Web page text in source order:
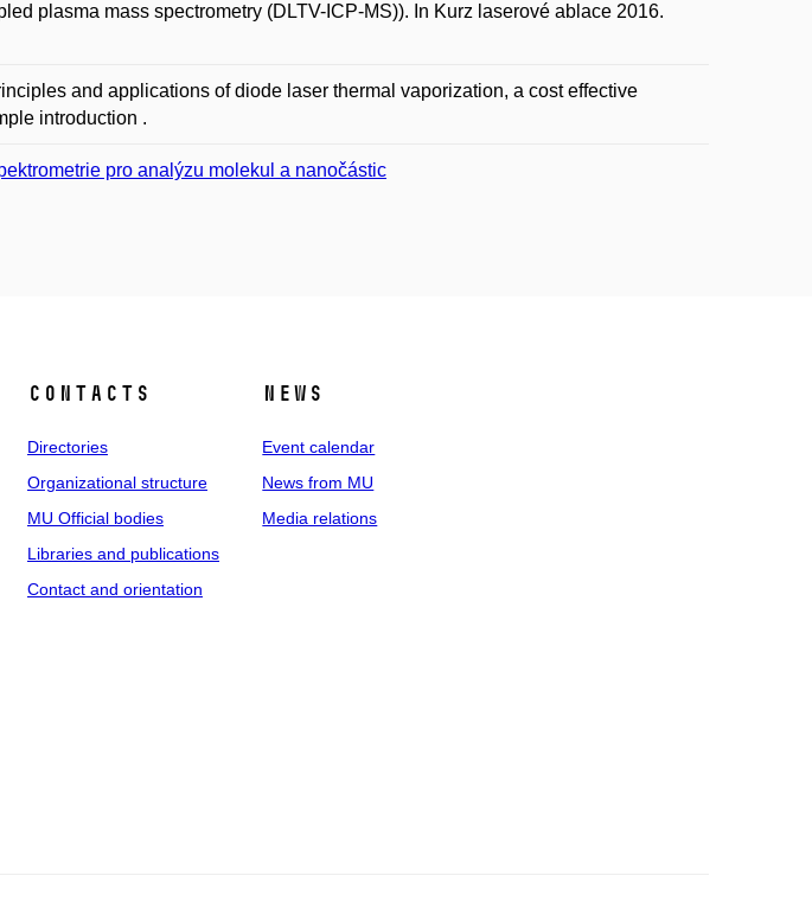
plasma mass spectrometry (DLTV-ICP-MS)). In Kurz laserové ablace 2016.
and applications of diode laser thermal vaporization, a cost effective
introduction .
pro analýzu molekul a nanočástic
Contacts
Directories
Organizational structure
MU Official bodies
Libraries and publications
Contact and orientation
News
Event calendar
News from MU
Media relations